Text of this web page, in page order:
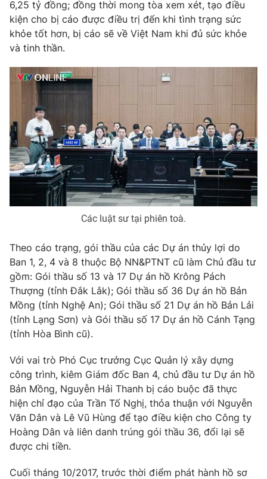
6,25 tỷ đồng; đồng thời mong tòa xem xét, tạo điều
kiện cho bị cáo được điều trị đến khi tình trạng sức
khỏe tốt hơn, bị cáo sẽ về Việt Nam khi đủ sức khỏe
và tinh thần.
Các luật sư tại phiên toà.
Theo cáo trạng, gói thầu của các Dự án thủy lợi do
Ban 1, 2, 4 và 8 thuộc Bộ NN&PTNT cũ làm Chủ đầu tư
gồm: Gói thầu số 13 và 17 Dự án hồ Krông Pách
Thượng (tỉnh Đắk Lắk); Gói thầu số 36 Dự án hồ Bản
Mồng (tỉnh Nghệ An); Gói thầu số 21 Dự án hồ Bản Lải
(tỉnh Lạng Sơn) và Gói thầu số 17 Dự án hồ Cánh Tạng
(tỉnh Hòa Bình cũ).
Với vai trò Phó Cục trưởng Cục Quản lý xây dựng
công trình, kiêm Giám đốc Ban 4, chủ đầu tư Dự án hồ
Bản Mồng, Nguyễn Hải Thanh bị cáo buộc đã thực
hiện chỉ đạo của Trần Tố Nghị, thỏa thuận với Nguyễn
Văn Dân và Lê Vũ Hùng để tạo điều kiện cho Công ty
Hoàng Dân và liên danh trúng gói thầu 36, đổi lại sẽ
được chi tiền.
Cuối tháng 10/2017, trước thời điểm phát hành hồ sơ